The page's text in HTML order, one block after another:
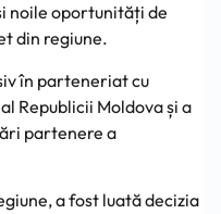
noile oportunități de
din regiune.
în parteneriat cu
Republicii Moldova și a
partenere a
a fost luată decizia